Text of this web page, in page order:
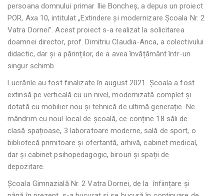
persoana domnului primar Ilie Boncheș, a depus un proiect
POR, Axa 10, intitulat „Extindere și modernizare Școala Nr. 2
Vatra Dornei”. Acest proiect s-a realizat la solicitarea
doamnei director, prof. Dimitriu Claudia-Anca, a colectivului
didactic, dar și a părinților, de a avea învățământ într-un
singur schimb.
Lucrările au fost finalizate în august 2021. Școala a fost
extinsă pe verticală cu un nivel, modernizată complet și
dotată cu mobilier nou și tehnică de ultimă generație. Ne
mândrim cu noul local de școală, ce conține 18 săli de
clasă spațioase, 3 laboratoare moderne, sală de sport, o
bibliotecă primitoare și ofertantă, arhivă, cabinet medical,
dar și cabinet psihopedagogic, birouri și spații de
depozitare.
Școala Gimnazială Nr. 2 Vatra Dornei, de la înființare și